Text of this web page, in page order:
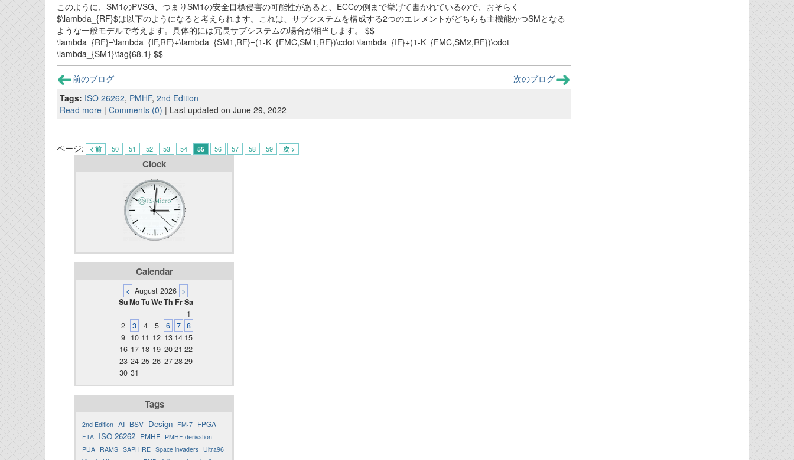
このように、SM1のPVSG、つまりSM1の安全目標侵害の可能性があると、ECCの例まで挙げて書かれているので、おそらく
$\lambda_{RF}$は以下のようになると考えられます。これは、サブシステムを構成する2つのエレメントがどちらも主機能かつSMとなる
ような一般モデルで考えます。具体的には冗長サブシステムの場合が相当します。 $$
\lambda_{RF}=\lambda_{IF,RF}+\lambda_{SM1,RF}=(1-K_{FMC,SM1,RF})\cdot \lambda_{IF}+(1-K_{FMC,SM2,RF})\cdot
\lambda_{SM1}\tag{68.1} $$
前のブログ
次のブログ
Tags: ISO 26262, PMHF, 2nd Edition
Read more | Comments (0) | Last updated on June 29, 2022
ページ: < 前 50 51 52 53 54 55 56 57 58 59 次 >
Clock
Calendar
< August 2026 >
SuMoTuWeTh FrSa
1
2
3 4 5 6 7 8
9 10 11 12 13 14 15
16 17 18 19 2021 22
23 24 25 26 272829
30 31
Tags
2nd Edition AI BSV Design FM-7 FPGA
FTA ISO 26262 PMHF PMHF derivation
PUA RAMS SAPHIRE Space invaders Ultra96